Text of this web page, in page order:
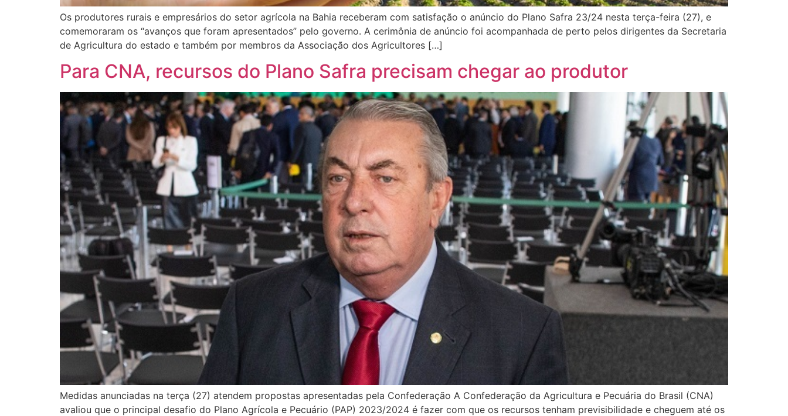
Os produtores rurais e empresários do setor agrícola na Bahia receberam com satisfação o anúncio do Plano Safra 23/24 nesta terça-feira (27), e
comemoraram os “avanços que foram apresentados” pelo governo. A cerimônia de anúncio foi acompanhada de perto pelos dirigentes da Secretaria
de Agricultura do estado e também por membros da Associação dos Agricultores […]
Para CNA, recursos do Plano Safra precisam chegar ao produtor
Medidas anunciadas na terça (27) atendem propostas apresentadas pela Confederação A Confederação da Agricultura e Pecuária do Brasil (CNA)
avaliou que o principal desafio do Plano Agrícola e Pecuário (PAP) 2023/2024 é fazer com que os recursos tenham previsibilidade e cheguem até os